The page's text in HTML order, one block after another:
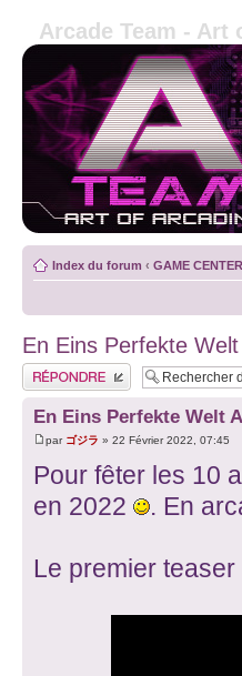
Arcade Team - Art
Index du forum ‹ GAME CENTER
En Eins Perfekte
Publier une réponse
En Eins Perfekte Welt
par ゴジラ » 22 Février 2022, 07:45
Pour fêter les 10
en 2022
. En
Le premier teaser